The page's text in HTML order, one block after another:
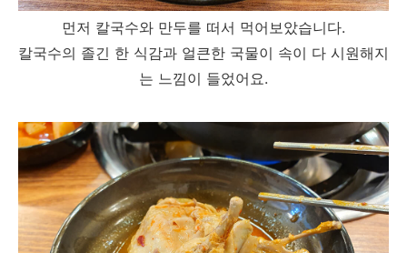
먼저 칼국수와 만두를 떠서 먹어보았습니다.
칼국수의 졸긴 한 식감과 얼큰한 국물이 속이 다 시원해지
는 느낌이 들었어요.